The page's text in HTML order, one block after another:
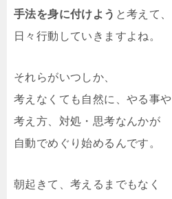
手法を身に付けよう と考えて、
日々行動していきますよね。
それらがいつしか、
考えなくても自然に、やる事や
考え方、対処・思考なんかが
自動でめぐり始めるんです。
朝起きて、考えるまでもなく